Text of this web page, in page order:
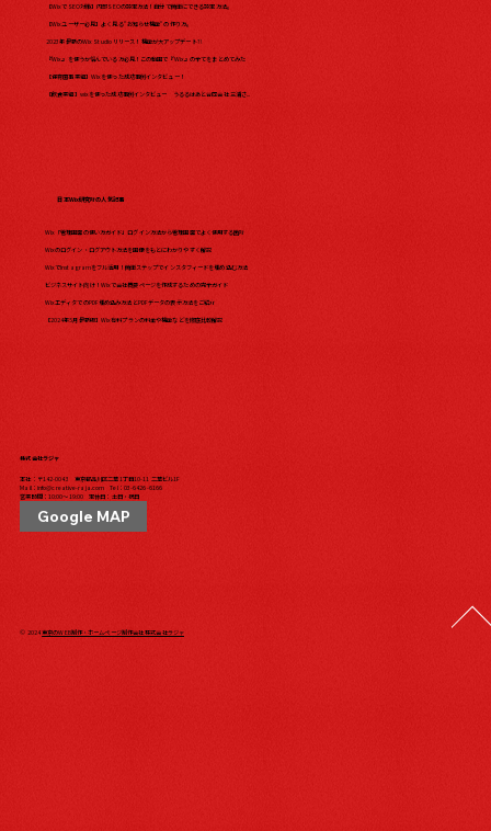
【WixでSEO対策】内部SEOの設定方法！自分で簡単にできる設定方法。
【Wixユーザー必見】よく見る"お知らせ機能"の作り方。
2023年最新のWix Studio リリース！機能が大アップデート?!
『Wix』を使うか悩んでいる方必見！この動画で『Wix』の全てをまとめてみた​
【保育園事業編】Wixを使った成功事例インタビュー！
【飲食業編】wixを使った成功事例インタビュー うるるはあと合同会社 三浦さ...
日本Wix研究所の人気記事
Wix「管理画面の使い方ガイド」ログイン方法から管理画面でよく使用する箇所
Wixのログイン・ログアウト方法を画像をもとにわかりやすく解説
WixでInstagramをフル活用！簡単ステップでインスタフィードを埋め込む方法
ビジネスサイト向け！Wixで会社概要ページを作成するための完全ガイド
WixエディタでのPDF埋め込み方法とPDFデータの表示方法をご紹介
【2024年5月最新版】Wix有料プランの料金や機能などを徹底比較解説
株式会社ラジャ
本社：〒142-0043 東京都品川区二葉1丁目10-11 二葉ビル1F
Mail： info@creative-raja.com Tel： 03-6426-6166
営業時間：10:00〜19:00 定休日：土日・祝日
Google MAP
© 2024東京のWEB制作・ホームページ制作会社 株式会社ラジャ